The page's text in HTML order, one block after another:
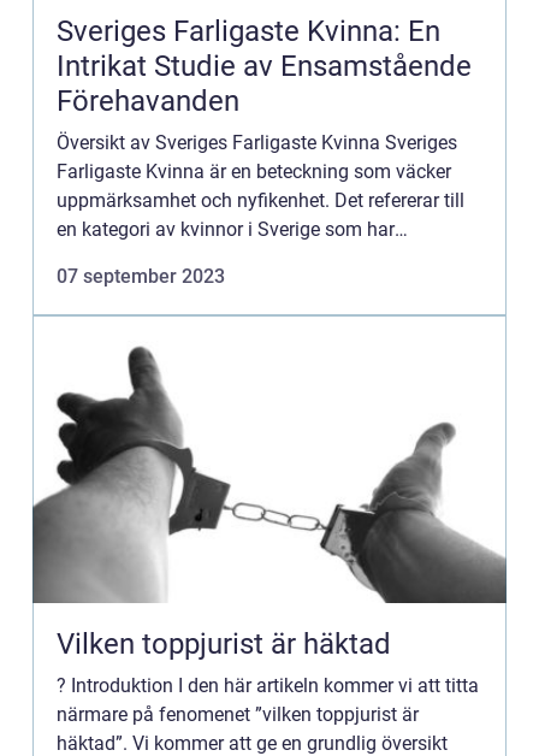
Sveriges Farligaste Kvinna: En
Intrikat Studie av Ensamstående
Förehavanden
Översikt av Sveriges Farligaste Kvinna Sveriges
Farligaste Kvinna är en beteckning som väcker
uppmärksamhet och nyfikenhet. Det refererar till
en kategori av kvinnor i Sverige som har
Denna artikel...
07 september 2023
Vilken toppjurist är häktad
? Introduktion I den här artikeln kommer vi att titta
närmare på fenomenet ”vilken toppjurist är
häktad”. Vi kommer att ge en grundlig översikt